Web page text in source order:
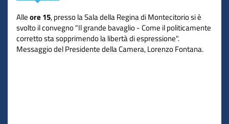
Alleore 15, presso la Sala della Regina di Montecitorio si è
svolto il convegno "Il grande bavaglio - Come il politicamente
corretto sta sopprimendo la libertà di espressione".
Messaggio del Presidente della Camera, Lorenzo Fontana.